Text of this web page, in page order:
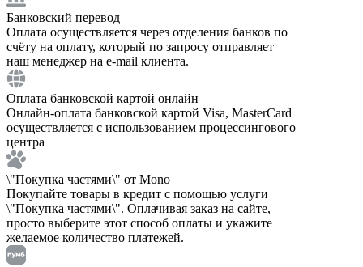
Банковский перевод
Оплата осуществляется через отделения банков по
счёту на оплату, который по запросу отправляет
наш менеджер на e-mail клиента.
Оплата банковской картой онлайн
Онлайн-оплата банковской картой Visa, MasterCard
осуществляется с использованием процессингового
центра
\"Покупка частями\" от Mono
Покупайте товары в кредит с помощью услуги
\"Покупка частями\". Оплачивая заказ на сайте,
просто выберите этот способ оплаты и укажите
желаемое количество платежей.